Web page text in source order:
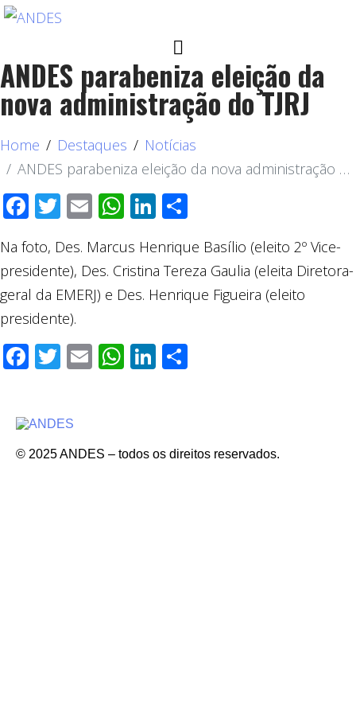
ANDES parabeniza eleição da
nova administração do TJRJ
Home Destaques
Notícias
ANDES parabeniza eleição da nova administração do TJRJ
Facebook
Twitter
EmailWhatsApp
LinkedIn
Na foto, Des. Marcus Henrique Basílio (eleito 2º Vice-
presidente), Des. Cristina Tereza Gaulia (eleita Diretora-
geral da EMERJ) e Des. Henrique Figueira (eleito
presidente).
Facebook
Twitter
EmailWhatsApp
LinkedIn
© 2025 ANDES – todos os direitos reservados.